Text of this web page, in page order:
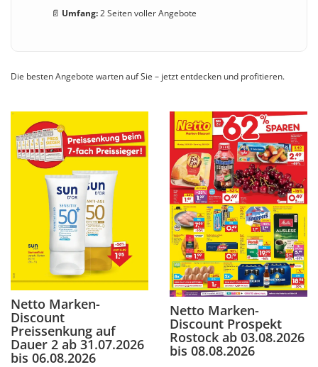
📄 Umfang:2 Seiten voller Angebote
Die besten Angebote warten auf Sie – jetzt entdecken und profitieren.
Netto Marken-
Discount
Preissenkung auf
Dauer 2 ab 31.07.2026
bis 06.08.2026
Netto Marken-
Discount Prospekt
Rostock ab 03.08.2026
bis 08.08.2026